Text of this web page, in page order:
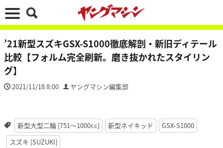
’21新型スズキGSX-S1000徹底解剖・新旧ディテール
比較【フォルム完全刷新。磨き抜かれたスタイリン
グ】
2021/11/18 8:00 ヤングマシン編集部
新型大型二輪 [751〜1000cc] 新型ネイキッド
GSX-S1000
スズキ [SUZUKI]